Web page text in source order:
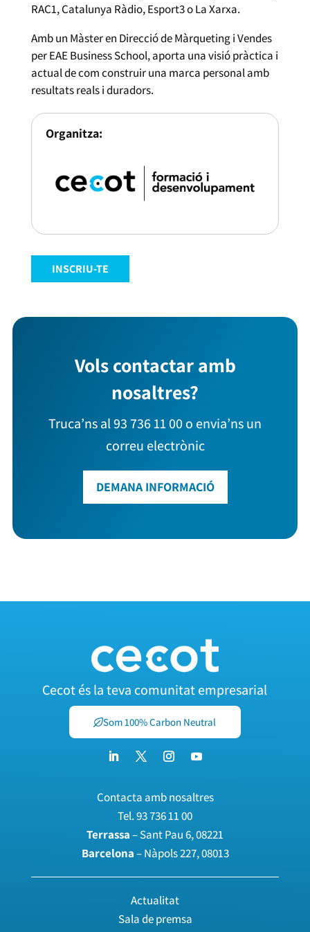
RAC1, Catalunya Ràdio, Esport3 o La Xarxa.
Amb un Màster en Direcció de Màrqueting i Vendes
per EAE Business School, aporta una visió pràctica i
actual de com construir una marca personal amb
resultats reals i duradors.
Organitza:
INSCRIU-TE
Vols contactar amb
nosaltres?
Truca’ns al 93 736 11 00 o envia’ns un
correu electrònic
DEMANA INFORMACIÓ
Cecot és la teva comunitat empresarial
Som 100% Carbon Neutral
Contacta amb nosaltres
Tel.93 736 11 00
Terrassa– Sant Pau 6, 08221
Barcelona– Nàpols 227, 08013
Actualitat
Sala de premsa